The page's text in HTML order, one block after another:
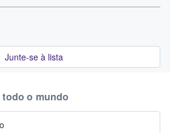
Junte-se à lista
o mundo